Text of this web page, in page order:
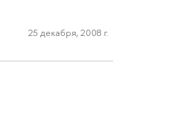
25 декабря, 2008 г.